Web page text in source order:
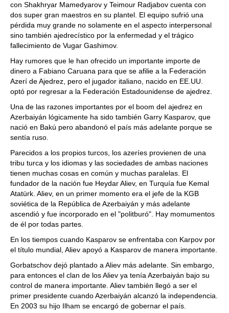
con Shakhryar Mamedyarov y Teimour Radjabov cuenta con
dos super gran maestros en su plantel. El equipo sufrió una
pérdida muy grande no solamente en el aspecto interpersonal
sino también ajedrecístico por la enfermedad y el trágico
fallecimiento de Vugar Gashimov.
Hay rumores que le han ofrecido un importante importe de
dinero a Fabiano Caruana para que se afilie a la Federación
Azerí de Ajedrez, pero el jugador italiano, nacido en EE.UU.
optó por regresar a la Federación Estadounidense de ajedrez.
Una de las razones importantes por el boom del ajedrez en
Azerbaiyán lógicamente ha sido también Garry Kasparov, que
nació en Bakú pero abandonó el país más adelante porque se
sentía ruso.
Parecidos a los propios turcos, los azeríes provienen de una
tribu turca y los idiomas y las sociedades de ambas naciones
tienen muchas cosas en común y muchas paralelas. El
fundador de la nación fue Heydar Aliev, en Turquía fue Kemal
Atatürk. Aliev, en un primer momento era el jefe de la KGB
soviética de la República de Azerbaiyán y más adelante
ascendió y fue incorporado en el "politburó". Hay momumentos
de él por todas partes.
En los tiempos cuando Kasparov se enfrentaba con Karpov por
el título mundial, Aliev apoyó a Kasparov de manera importante.
Gorbatschov dejó plantado a Aliev más adelante. Sin embargo,
para entonces el clan de los Aliev ya tenía Azerbaiyán bajo su
control de manera importante. Aliev también llegó a ser el
primer presidente cuando Azerbaiyán alcanzó la independencia.
En 2003 su hijo Ilham se encargó de gobernar el país.